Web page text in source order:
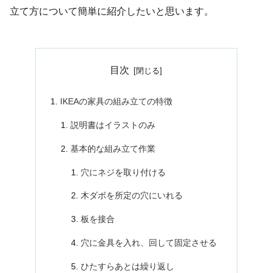
立て方について簡単に紹介したいと思います。
目次
IKEAの家具の組み立ての特徴
説明書はイラストのみ
基本的な組み立て作業
穴にネジを取り付ける
木ダボを所定の穴にいれる
板を接合
穴に金具を入れ、回して固定させる
ひたすらあとは繰り返し